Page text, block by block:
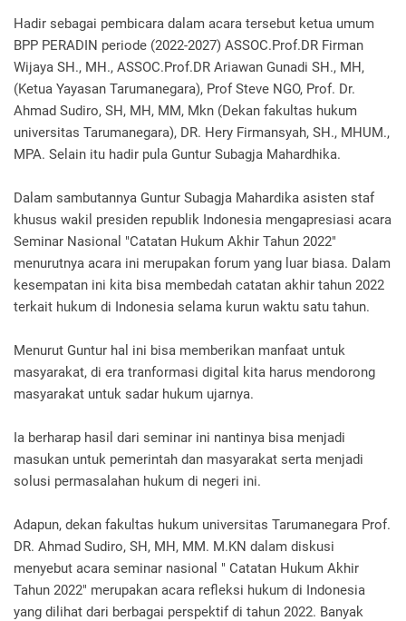
Hadir sebagai pembicara dalam acara tersebut ketua umum
BPP PERADIN periode (2022-2027) ASSOC.Prof.DR Firman
Wijaya SH., MH., ASSOC.Prof.DR Ariawan Gunadi SH., MH,
(Ketua Yayasan Tarumanegara), Prof Steve NGO, Prof. Dr.
Ahmad Sudiro, SH, MH, MM, Mkn (Dekan fakultas hukum
universitas Tarumanegara), DR. Hery Firmansyah, SH., MHUM.,
MPA. Selain itu hadir pula Guntur Subagja Mahardhika.
Dalam sambutannya Guntur Subagja Mahardika asisten staf
khusus wakil presiden republik Indonesia mengapresiasi acara
Seminar Nasional "Catatan Hukum Akhir Tahun 2022"
menurutnya acara ini merupakan forum yang luar biasa. Dalam
kesempatan ini kita bisa membedah catatan akhir tahun 2022
terkait hukum di Indonesia selama kurun waktu satu tahun.
Menurut Guntur hal ini bisa memberikan manfaat untuk
masyarakat, di era tranformasi digital kita harus mendorong
masyarakat untuk sadar hukum ujarnya.
Ia berharap hasil dari seminar ini nantinya bisa menjadi
masukan untuk pemerintah dan masyarakat serta menjadi
solusi permasalahan hukum di negeri ini.
Adapun, dekan fakultas hukum universitas Tarumanegara Prof.
DR. Ahmad Sudiro, SH, MH, MM. M.KN dalam diskusi
menyebut acara seminar nasional " Catatan Hukum Akhir
Tahun 2022" merupakan acara refleksi hukum di Indonesia
yang dilihat dari berbagai perspektif di tahun 2022. Banyak